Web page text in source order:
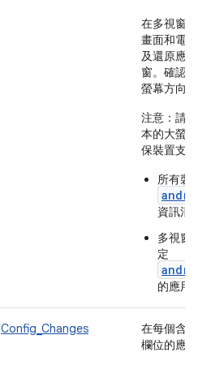
在多視窗
畫面和電
及還原應
窗。確認
螢幕方向
注意： 請
本的大螢
保裝置支
所有裝
資訊清
多視窗
定
的應用
Config_Changes
在每個含
欄位的應